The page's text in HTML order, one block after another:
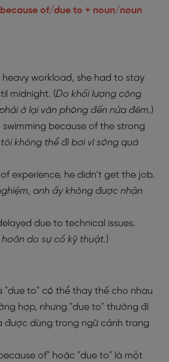
because of/due to + noun/noun
heavy workload, she had to stay
midnight. (Do khối lượng công
ở lại văn phòng đến nửa đêm.)
swimming because of the strong
không thể đi bơi vì sóng quá
experience, he didn’t get the job.
anh ấy không được nhận
due to technical issues.
do sự cố kỹ thuật.)
"due to" có thể thay thế cho nhau
hợp, nhưng "due to" thường đi
được dùng trong ngữ cảnh trang
of" hoặc "due to" là một